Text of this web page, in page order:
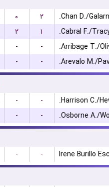
۰ ۲ Chan D./
۲ ۱ Cabral F./
- - Arribage T./
- - Arevalo M./
- - Harrison C./
- - Osborne A./
- - Irene Burillo